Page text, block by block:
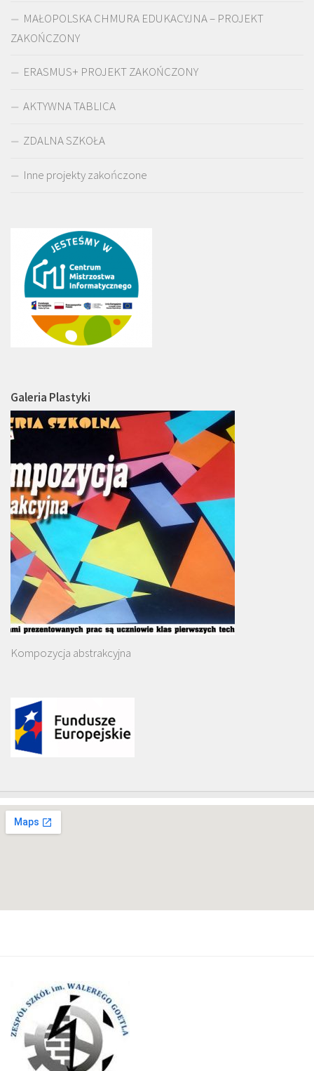
MAŁOPOLSKA CHMURA EDUKACYJNA – PROJEKT
ZAKOŃCZONY
ERASMUS+ PROJEKT ZAKOŃCZONY
AKTYWNA TABLICA
ZDALNA SZKOŁA
Inne projekty zakończone
Galeria Plastyki
Kompozycja abstrakcyjna